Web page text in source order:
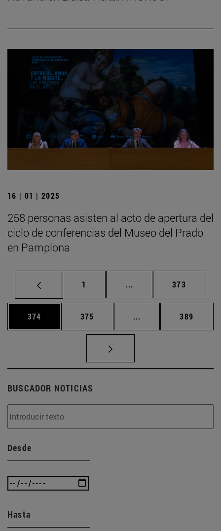
16 | 01 | 2025
258 personas asisten al acto de apertura del
ciclo de conferencias del Museo del Prado
en Pamplona
Página
1 ... Páginas intermedias
Página
373
Página
374 Página
375 ... Páginas intermedias
Página
389
BUSCADOR NOTICIAS
Desde
Hasta